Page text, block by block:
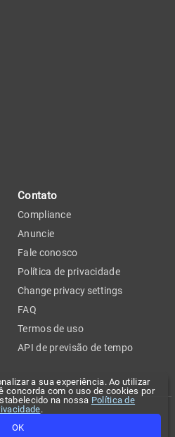
a sua experiência. Ao utilizar
concorda com o uso de cookies por
na nossa Política de
.
OK
Contato
Compliance
Anuncie
Fale conosco
Política de privacidade
Change privacy settings
FAQ
Termos de uso
API de previsão de tempo
Todos os direitos reservados.